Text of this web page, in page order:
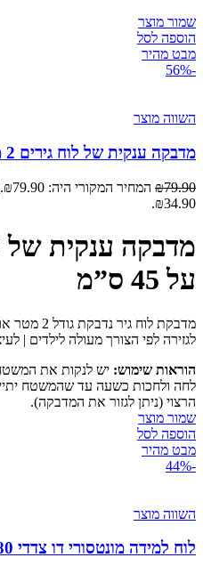
שמור מוצר
הוספה לסל
מבט מהיר
-56%
השווה מוצר
מדבקה ענקית של לוח גירים 2 מטר על 45 ס”מ
₪79.90 המחיר המקורי היה: ₪79.90.
₪34.90.
על 45 ס”מ
לגזירה לפי הצורך מעולה לילדים |
הוראות שימוש: יש לנקות את
לחה ולחכות כשעה עד שהמשטח
הרצוי (ניתן לגזור את המדבקה).
שמור מוצר
הוספה לסל
מבט מהיר
-44%
השווה מוצר
לוח למידה מונטסורי דו צדדי 80 ס"מ